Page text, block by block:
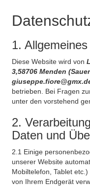
1. Allgemeines
Diese Website wird von
3,58706 Menden
betrieben. Bei Fragen
unter den vorstehend
2.
Daten und
2.1 Einige
unserer Website
Mobiltelefon, Tablet
von Ihrem Endgerät